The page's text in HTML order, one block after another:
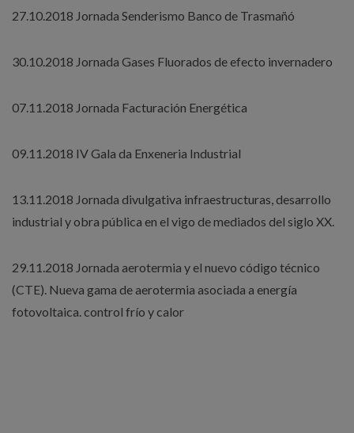
27.10.2018 Jornada Senderismo Banco de Trasmañó
30.10.2018 Jornada Gases Fluorados de efecto invernadero
07.11.2018 Jornada Facturación Energética
09.11.2018 IV Gala da Enxeneria Industrial
13.11.2018 Jornada divulgativa infraestructuras, desarrollo
industrial y obra pública en el vigo de mediados del siglo XX.
29.11.2018 Jornada aerotermia y el nuevo código técnico
(CTE). Nueva gama de aerotermia asociada a energía
fotovoltaica. control frío y calor